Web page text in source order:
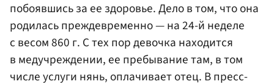
побоявшись за ее здоровье. Дело в том, что она
родилась преждевременно — на 24-й неделе
с весом 860 г. С тех пор девочка находится
в медучреждении, ее пребывание там, в том
числе услуги нянь, оплачивает отец. В пресс-